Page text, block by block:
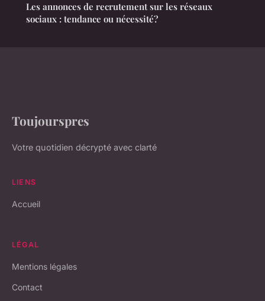
Les annonces de recrutement sur les réseaux
sociaux : tendance ou nécessité?
Toujourspres
Votre quotidien décrypté avec clarté
LIENS
Accueil
LÉGAL
Mentions légales
Contact